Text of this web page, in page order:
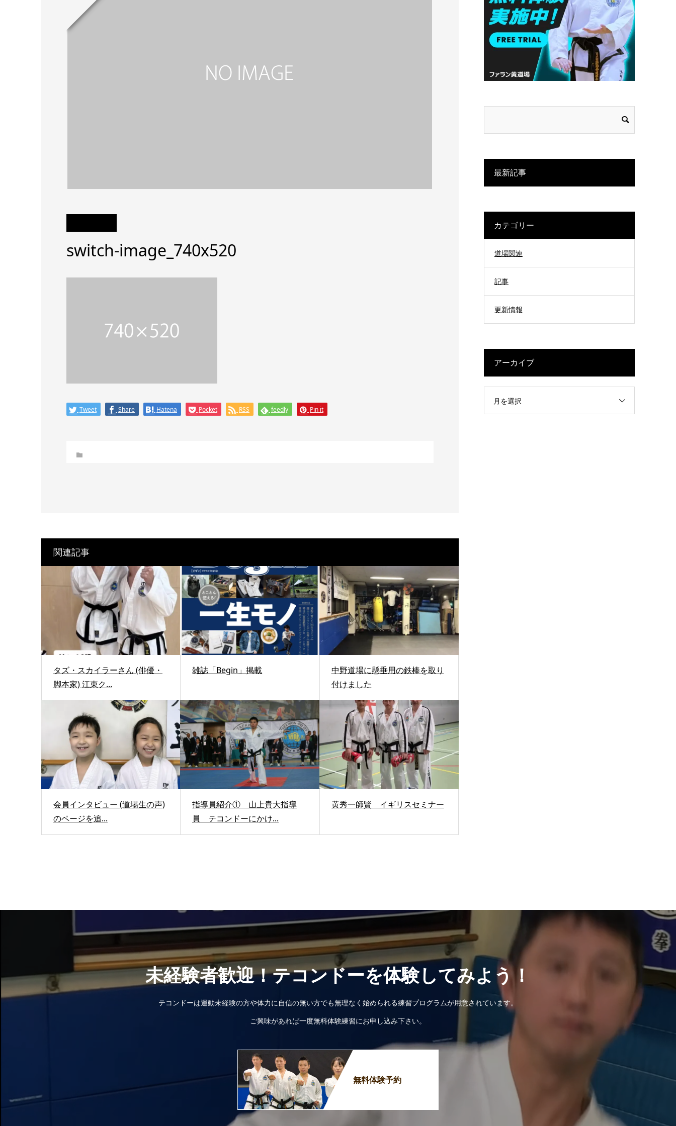
switch-image_740x520
Tweet Share Hatena Pocket RSS feedly Pin it
関連記事
タズ・スカイラーさん (俳優・
脚本家) 江東ク...
雑誌「Begin」掲載
中野道場に懸垂用の鉄棒を取り
付けました
会員インタビュー (道場生の声)
のページを追...
指導員紹介① 山上貴大指導
員 テコンドーにかけ...
黄秀一師賢 イギリスセミナー
最新記事
カテゴリー
道場関連
記事
更新情報
アーカイブ
月を選択
未経験者歓迎！テコンドーを体験してみよう！
テコンドーは運動未経験の方や体力に自信の無い方でも無理なく始められる練習プログラムが用意されています。
ご興味があれば一度無料体験練習にお申し込み下さい。
無料体験予約